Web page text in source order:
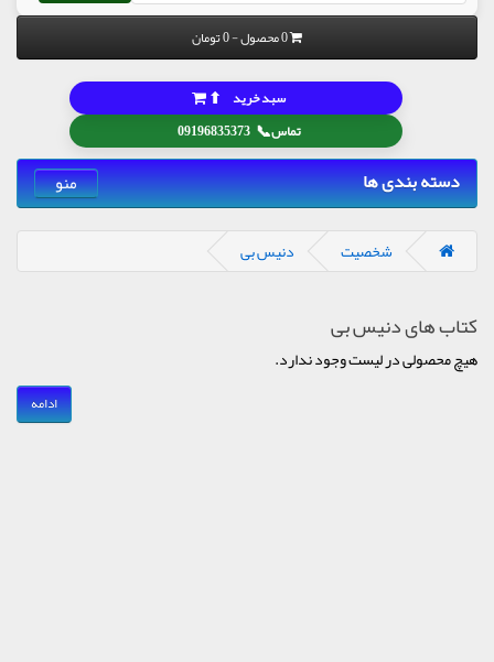
0 محصول - 0 تومان
تماس📞
09196835373
سبد خرید ⬆
دسته بندی ها منو
شخصیت دنیس بی
کتاب های دنیس بی
هیچ محصولی در لیست وجود ندارد.
ادامه